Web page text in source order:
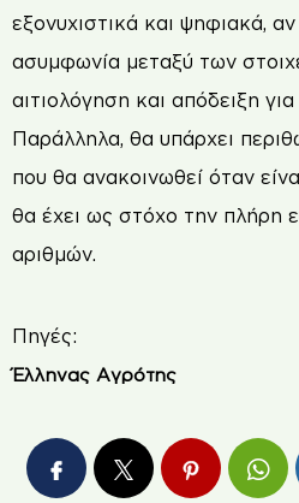
εξονυχιστικά και ψηφιακά,
ασυμφωνία μεταξύ των
αιτιολόγηση και απόδειξη
Παράλληλα, θα υπάρχει
που θα ανακοινωθεί όταν
θα έχει ως στόχο την πλήρη
αριθμών.
Πηγές:
Έλληνας Αγρότης